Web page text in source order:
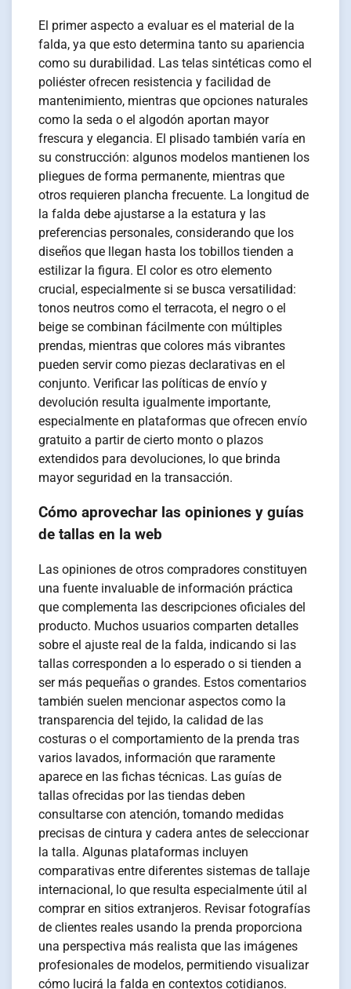
El primer aspecto a evaluar es el material de la
falda, ya que esto determina tanto su apariencia
como su durabilidad. Las telas sintéticas como el
poliéster ofrecen resistencia y facilidad de
mantenimiento, mientras que opciones naturales
como la seda o el algodón aportan mayor
frescura y elegancia. El plisado también varía en
su construcción: algunos modelos mantienen los
pliegues de forma permanente, mientras que
otros requieren plancha frecuente. La longitud de
la falda debe ajustarse a la estatura y las
preferencias personales, considerando que los
diseños que llegan hasta los tobillos tienden a
estilizar la figura. El color es otro elemento
crucial, especialmente si se busca versatilidad:
tonos neutros como el terracota, el negro o el
beige se combinan fácilmente con múltiples
prendas, mientras que colores más vibrantes
pueden servir como piezas declarativas en el
conjunto. Verificar las políticas de envío y
devolución resulta igualmente importante,
especialmente en plataformas que ofrecen envío
gratuito a partir de cierto monto o plazos
extendidos para devoluciones, lo que brinda
mayor seguridad en la transacción.
Cómo aprovechar las opiniones y guías
de tallas en la web
Las opiniones de otros compradores constituyen
una fuente invaluable de información práctica
que complementa las descripciones oficiales del
producto. Muchos usuarios comparten detalles
sobre el ajuste real de la falda, indicando si las
tallas corresponden a lo esperado o si tienden a
ser más pequeñas o grandes. Estos comentarios
también suelen mencionar aspectos como la
transparencia del tejido, la calidad de las
costuras o el comportamiento de la prenda tras
varios lavados, información que raramente
aparece en las fichas técnicas. Las guías de
tallas ofrecidas por las tiendas deben
consultarse con atención, tomando medidas
precisas de cintura y cadera antes de seleccionar
la talla. Algunas plataformas incluyen
comparativas entre diferentes sistemas de tallaje
internacional, lo que resulta especialmente útil al
comprar en sitios extranjeros. Revisar fotografías
de clientes reales usando la prenda proporciona
una perspectiva más realista que las imágenes
profesionales de modelos, permitiendo visualizar
cómo lucirá la falda en contextos cotidianos.